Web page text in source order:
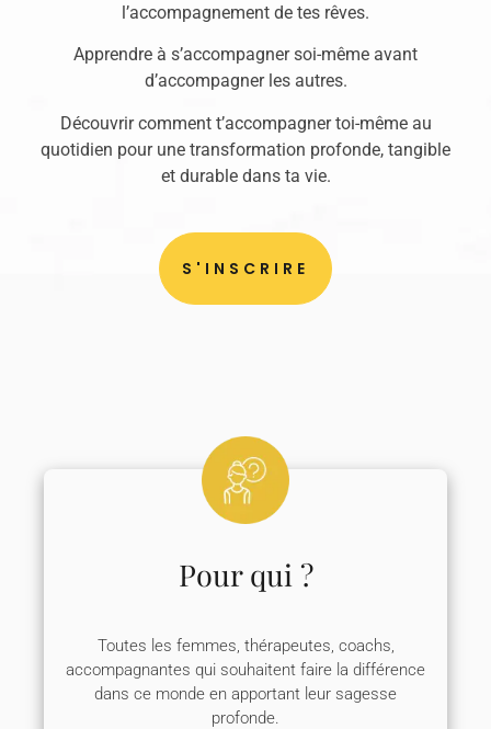
l’accompagnement de tes rêves.
Apprendre à s’accompagner soi-même avant
d’accompagner les autres.
Découvrir comment t’accompagner toi-même au
quotidien pour une transformation profonde, tangible
et durable dans ta vie.
S'INSCRIRE
Pour qui ?
Toutes les femmes, thérapeutes, coachs,
accompagnantes qui souhaitent faire la différence
dans ce monde en apportant leur sagesse
profonde.